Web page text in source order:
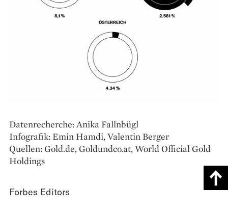
Datenrecherche: Anika Fallnbügl
Infografik: Emin Hamdi, Valentin Berger
Quellen: Gold.de, Goldundco.at, World Official Gold
Holdings
Forbes Editors